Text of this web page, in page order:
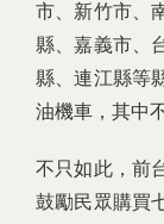
市、新竹市、
縣、嘉義市、
縣、連江縣等
油機車，其中
不只如此，前
鼓勵民眾購買